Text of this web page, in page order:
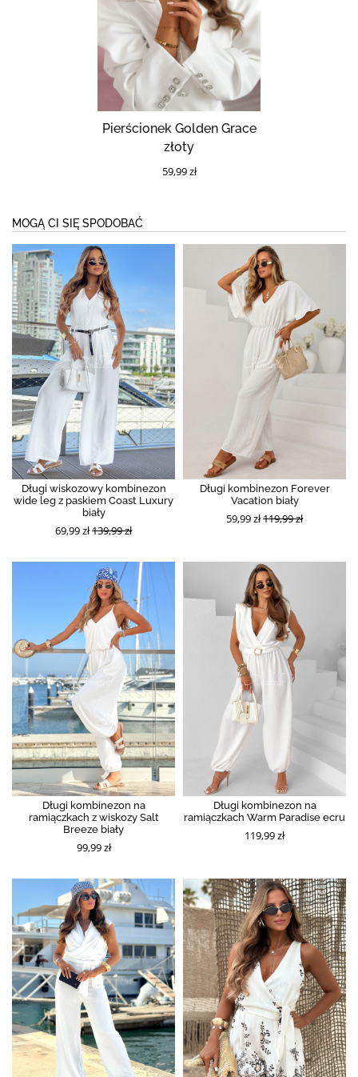
Pierścionek Golden Grace
złoty
59,99 zł
MOGĄ CI SIĘ SPODOBAĆ
Długi wiskozowy kombinezon
wide leg z paskiem Coast Luxury
biały
69,99 zł139,99 zł
Długi kombinezon Forever
Vacation biały
59,99 zł119,99 zł
Długi kombinezon na
ramiączkach z wiskozy Salt
Breeze biały
99,99 zł
Długi kombinezon na
ramiączkach Warm Paradise ecru
119,99 zł